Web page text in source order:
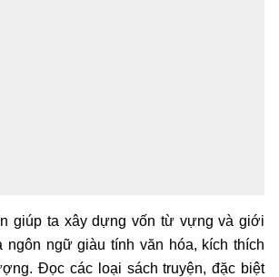
giúp ta xây dựng vốn từ vựng và giới
ngôn ngữ giàu tính văn hóa, kích thích
Đọc các loại sách truyện, đặc biệt